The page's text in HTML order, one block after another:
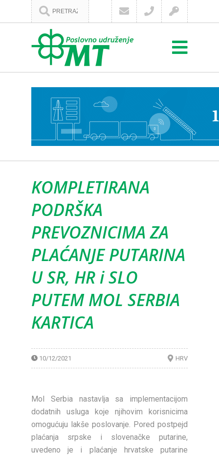
KOMPLETIRANA
PODRŠKA
PREVOZNICIMA ZA
PLAĆANJE PUTARINA
U SR, HR i SLO
PUTEM MOL SERBIA
KARTICA
10/12/2021 HRV
Mol Serbia nastavlja sa implementacijom
dodatnih usluga koje njihovim korisnicima
omogućuju lakše poslovanje. Pored postpejd
plaćanja srpske i slovenačke putarine,
uvedeno je i plaćanje hrvatske putarine